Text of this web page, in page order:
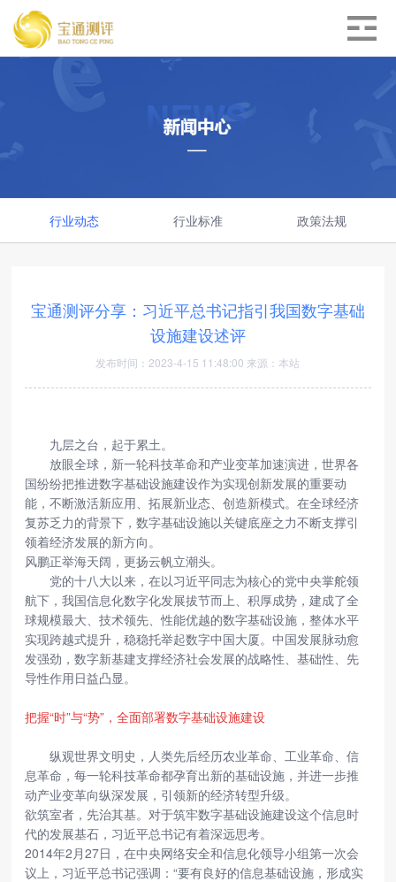
行业动态 行业标准 政策法规
宝通测评分享：习近平总书记指引我国数字基础
设施建设述评
发布时间：2023-4-15 11:48:00 来源：本站
九层之台，起于累土。
放眼全球，新一轮科技革命和产业变革加速演进，世界各
国纷纷把推进数字基础设施建设作为实现创新发展的重要动
能，不断激活新应用、拓展新业态、创造新模式。在全球经济
复苏乏力的背景下，数字基础设施以关键底座之力不断支撑引
领着经济发展的新方向。
风鹏正举海天阔，更扬云帆立潮头。
党的十八大以来，在以习近平同志为核心的党中央掌舵领
航下，我国信息化数字化发展拔节而上、积厚成势，建成了全
球规模最大、技术领先、性能优越的数字基础设施，整体水平
实现跨越式提升，稳稳托举起数字中国大厦。中国发展脉动愈
发强劲，数字新基建支撑经济社会发展的战略性、基础性、先
导性作用日益凸显。
把握“时”与“势”，全面部署数字基础设施建设
纵观世界文明史，人类先后经历农业革命、工业革命、信
息革命，每一轮科技革命都孕育出新的基础设施，并进一步推
动产业变革向纵深发展，引领新的经济转型升级。
欲筑室者，先治其基。对于筑牢数字基础设施建设这个信息时
代的发展基石，习近平总书记有着深远思考。
2014年2月27日，在中央网络安全和信息化领导小组第一次会
议上，习近平总书记强调：“要有良好的信息基础设施，形成实